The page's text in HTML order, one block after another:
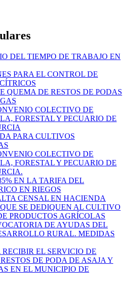
DEL TIEMPO DE TRABAJO EN
PARA EL CONTROL DE
QUEMA DE RESTOS DE PODAS
COLECTIVO DE
FORESTAL Y PECUARIO DE
PARA CULTIVOS
COLECTIVO DE
FORESTAL Y PECUARIO DE
EN LA TARIFA DEL
EN RIEGOS
CENSAL EN HACIENDA
SE DEDIQUEN AL CULTIVO
PRODUCTOS AGRÍCOLAS
DE AYUDAS DEL
RURAL. MEDIDAS
EL SERVICIO DE
DE PODA DE ASAJA Y
EN EL MUNICIPIO DE